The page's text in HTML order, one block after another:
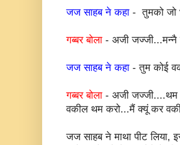
जज साहब ने कहा - तुमको जो
गब्बर बोला - अजी जज्जी...मन्नै
जज साहब ने कहा - तुम कोई
गब्बर बोला - अजी जज्जी....थम
वकील थम करो...मैं क्यूं कर
जज साहब ने माथा पीट लिया,